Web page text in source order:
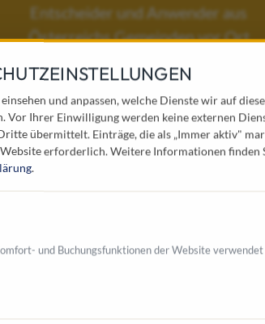
Entscheider und Anwender aus
Österreichs Gemeinden vor Ort
DIE
FÜR
Österreichs
3000
Österreichs
und anpassen, welche Dienste wir auf
Vor Ihrer Einwilligung werden keine externen
übermittelt. Einträge, die als „Immer aktiv"
erforderlich.Weitere Informationen finden
.
und Buchungsfunktionen der Website verwendet